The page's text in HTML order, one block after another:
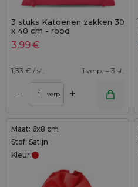
3 stuks Katoenen zakken 30
x 40 cm - rood
3,99€
1,33 € / st. 1 verp. = 3 st.
– verp. +
Maat: 6x8 cm
Stof: Satijn
Kleur: